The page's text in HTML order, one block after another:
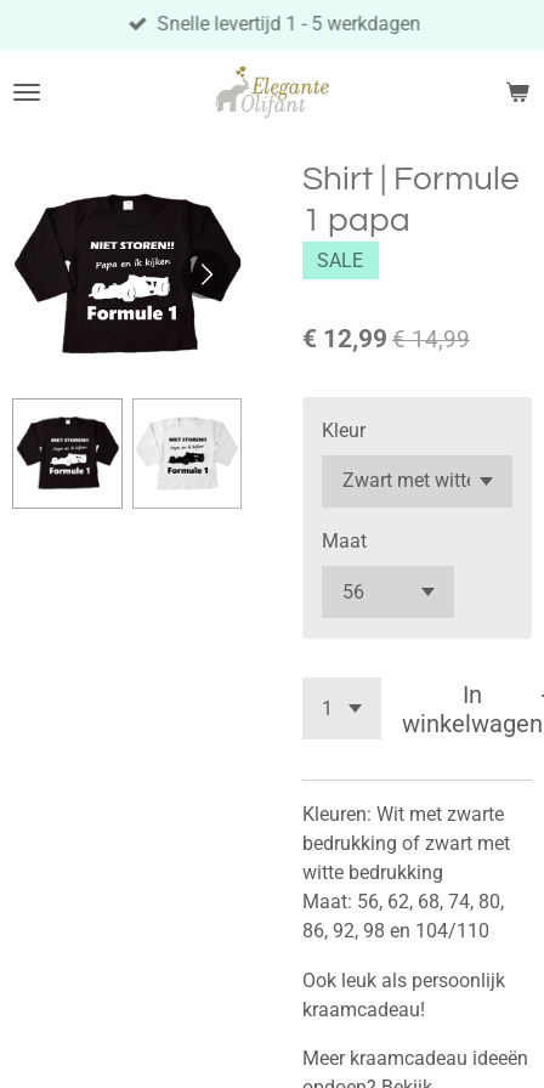
direct
naar
Snelle levertijd 1 - 5 werkdagen
Shirt | Formule
1 papa
SALE
€ 12,99 € 14,99
Kleur
Maat
In
winkelwagen
Kleuren: Wit met zwarte
bedrukking of zwart met
witte bedrukking
Maat: 56, 62, 68, 74, 80,
86, 92, 98 en 104/110
Ook leuk als persoonlijk
kraamcadeau!
Meer kraamcadeau ideeën